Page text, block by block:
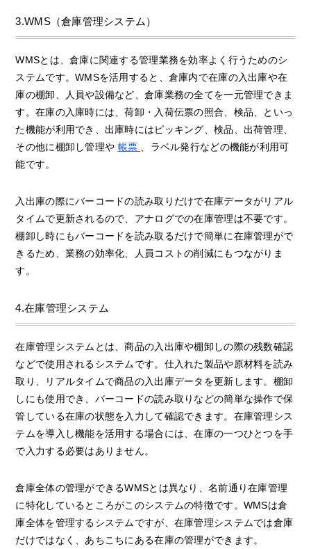
3.WMS（倉庫管理システム）
WMSとは、倉庫に関連する管理業務を効率よく行うためのシ
ステムです。WMSを活用すると、倉庫内で在庫の入出庫や在
庫の棚卸、人員や設備など、倉庫業務の全てを一元管理できま
す。在庫の入庫時には、荷卸・入荷伝票の照合、検品、といっ
た機能が利用でき、出庫時にはピッキング、検品、出荷管理、
その他に棚卸し管理や 帳票
、ラベル発行などの機能が利用可
能です。
入出庫の際にバーコードの読み取りだけで在庫データがリアル
タイムで更新されるので、アナログでの在庫管理は不要です。
棚卸し時にもバーコードを読み取るだけで簡単に在庫管理がで
きるため、業務の効率化、人員コストの削減にもつながりま
す。
4.在庫管理システム
在庫管理システムとは、商品の入出庫や棚卸しの際の残数確認
などで使用されるシステムです。仕入れた製品や原材料を読み
取り、リアルタイムで商品の入出庫データを更新します。棚卸
しにも使用でき、バーコードの読み取りなどの簡単な操作で保
管している在庫の状態を入力して確認できます。在庫管理シス
テムを導入し機能を活用する場合には、在庫の一つひとつを手
で入力する必要はありません。
倉庫全体の管理ができるWMSとは異なり、名前通り在庫管理
に特化しているところがこのシステムの特徴です。WMSは倉
庫全体を管理するシステムですが、在庫管理システムでは倉庫
だけではなく、あちこちにある在庫の管理ができます。